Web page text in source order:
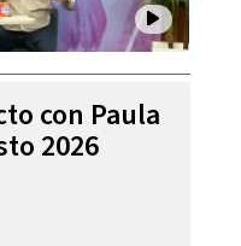
con Paula
2026